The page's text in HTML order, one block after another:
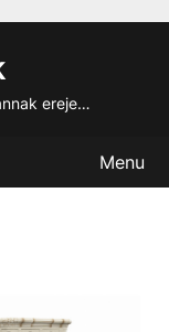
ereje…
Menu